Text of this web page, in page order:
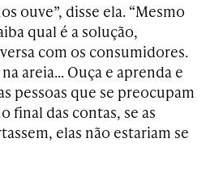
ouve”, disse ela. “Mesmo
qual é a solução,
com os consumidores.
areia… Ouça e aprenda e
pessoas que se preocupam
final das contas, se as
elas não estariam se